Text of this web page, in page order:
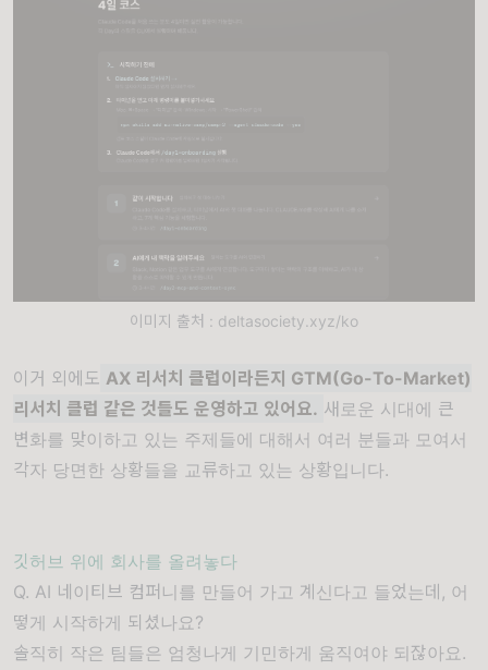
이미지 출처 : deltasociety.xyz/ko
이거 외에도 AX 리서치 클럽이라든지 GTM(Go-To-Market)
리서치 클럽 같은 것들도 운영하고 있어요. 새로운 시대에 큰
변화를 맞이하고 있는 주제들에 대해서 여러 분들과 모여서
각자 당면한 상황들을 교류하고 있는 상황입니다.
깃허브 위에 회사를 올려놓다
Q. AI 네이티브 컴퍼니를 만들어 가고 계신다고 들었는데, 어
떻게 시작하게 되셨나요?
솔직히 작은 팀들은 엄청나게 기민하게 움직여야 되잖아요.